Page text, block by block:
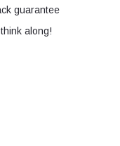
guarantee
along!